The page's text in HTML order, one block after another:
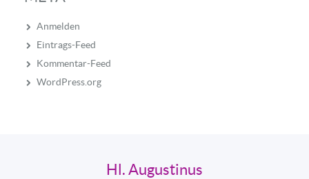
Anmelden
Eintrags-Feed
Kommentar-Feed
WordPress.org
Hl. Augustinus